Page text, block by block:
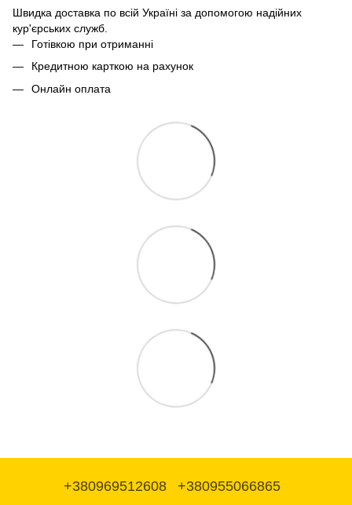
Швидка доставка по всій Україні за допомогою надійних
кур'єрських служб.
Готівкою при отриманні
Кредитною карткою на рахунок
Онлайн оплата
+380969512608 +380955066865